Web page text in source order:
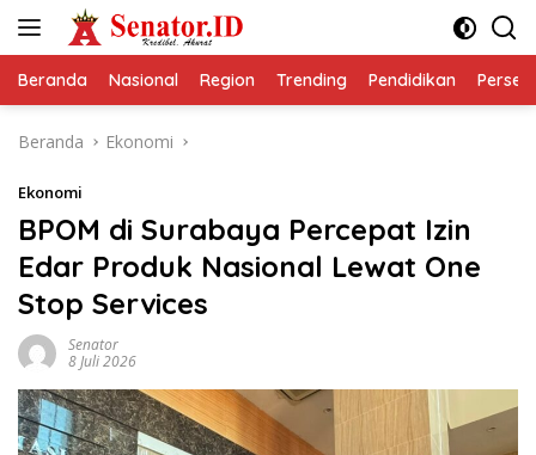
Beranda Nasional Region Trending Pendidikan
Beranda Ekonomi
Ekonomi
BPOM di Surabaya Percepat Izin
Edar Produk Nasional Lewat One
Stop Services
Senator
8 Juli 2026